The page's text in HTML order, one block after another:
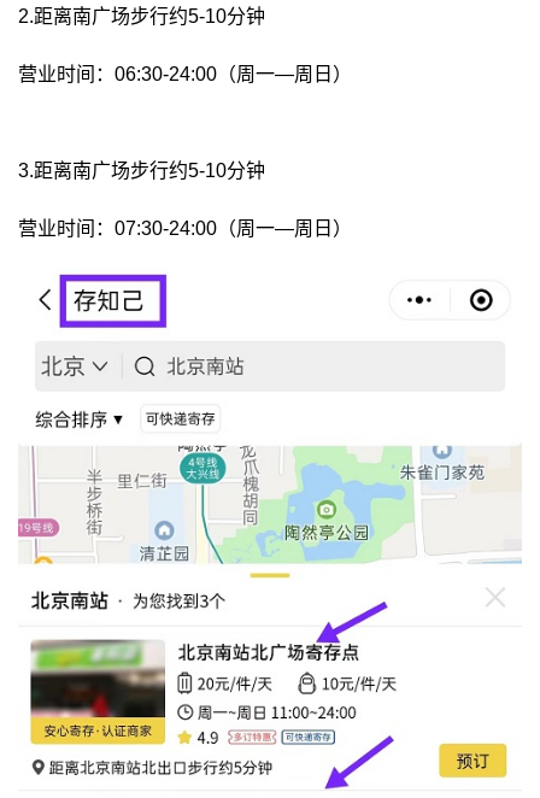
2.距离南广场步行约5-10分钟
营业时间：06:30-24:00（周一—周日）
3.距离南广场步行约5-10分钟
营业时间：07:30-24:00（周一—周日）